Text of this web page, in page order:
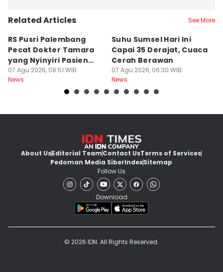
Related Articles See More
RS Pusri Palembang
Pecat Dokter Tamara
yang Nyinyiri Pasien
Yurizal
07 Agu 2026, 08:51 WIB
News
Suhu Sumsel Hari Ini
Capai 35 Derajat, Cuaca
Cerah Berawan
07 Agu 2026, 06:30 WIB
News
About UsEditorial TeamContact UsTerms of Services
Pedoman Media SiberIndexSitemap
Follow Us
Download
© 2026 IDN. All Rights Reserved.